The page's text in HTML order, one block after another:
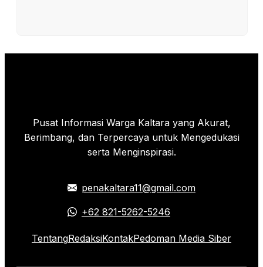
Pusat Informasi Warga Kaltara yang Akurat,
Berimbang, dan Terpercaya untuk Mengedukasi
serta Menginspirasi.
penakaltara11@gmail.com
+62 821-5262-5246
TentangRedaksiKontakPedoman Media Siber